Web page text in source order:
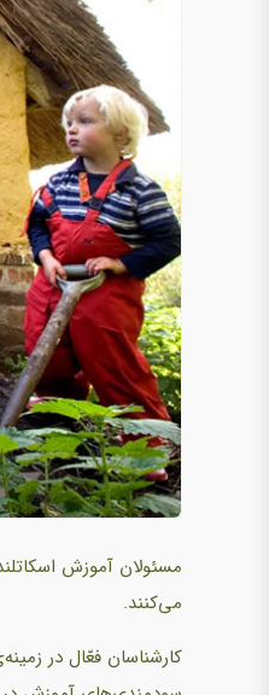
مسئولان آموزش
می‌کنند.
کارشناسان فعّال در